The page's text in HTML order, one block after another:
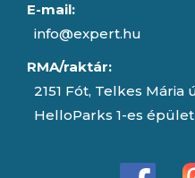
E-mail:
info@expert.hu
RMA/raktár:
2151 Fót, Telkes Mária
HelloParks 1-es épület